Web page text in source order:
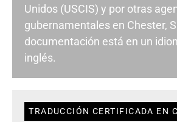
Unidos (USCIS) y por otras
gubernamentales en Chester,
documentación está en un
inglés.
TRADUCCIÓN CERTIFICADA EN